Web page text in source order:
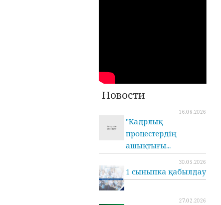
Новости
16.06.2026
"Кадрлық
процестердің
ашықтығы...
30.05.2026
1 сыныпка қабылдау
27.02.2026